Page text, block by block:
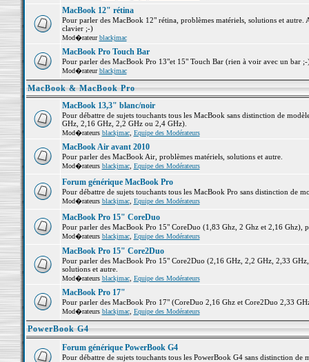
MacBook 12" rétina
Pour parler des MacBook 12" rétina, problèmes matériels, solutions et
clavier ;-)
Mod�rateurblackjmac
MacBook Pro Touch Bar
Pour parler des MacBook Pro 13"et 15" Touch Bar (rien à voir avec un bar
Mod�rateurblackjmac
MacBook & MacBook Pro
MacBook 13,3" blanc/noir
Pour débattre de sujets touchants tous les MacBook sans distinction de
GHz, 2,16 GHz, 2,2 GHz ou 2,4 GHz).
Mod�rateurs blackjmac, Equipe des Modérateurs
MacBook Air avant 2010
Pour parler des MacBook Air, problèmes matériels, solutions et autre.
Mod�rateurs blackjmac, Equipe des Modérateurs
Forum générique MacBook Pro
Pour débattre de sujets touchants tous les MacBook Pro sans distinction de
Mod�rateurs blackjmac, Equipe des Modérateurs
MacBook Pro 15" CoreDuo
Pour parler des MacBook Pro 15" CoreDuo (1,83 Ghz, 2 Ghz et 2,16 Ghz),
Mod�rateurs blackjmac, Equipe des Modérateurs
MacBook Pro 15" Core2Duo
Pour parler des MacBook Pro 15" Core2Duo (2,16 GHz, 2,2 GHz, 2,33
solutions et autre.
Mod�rateurs blackjmac, Equipe des Modérateurs
MacBook Pro 17"
Pour parler des MacBook Pro 17" (CoreDuo 2,16 Ghz et Core2Duo 2,33
Mod�rateurs blackjmac, Equipe des Modérateurs
PowerBook G4
Forum générique PowerBook G4
Pour débattre de sujets touchants tous les PowerBook G4 sans distinction de